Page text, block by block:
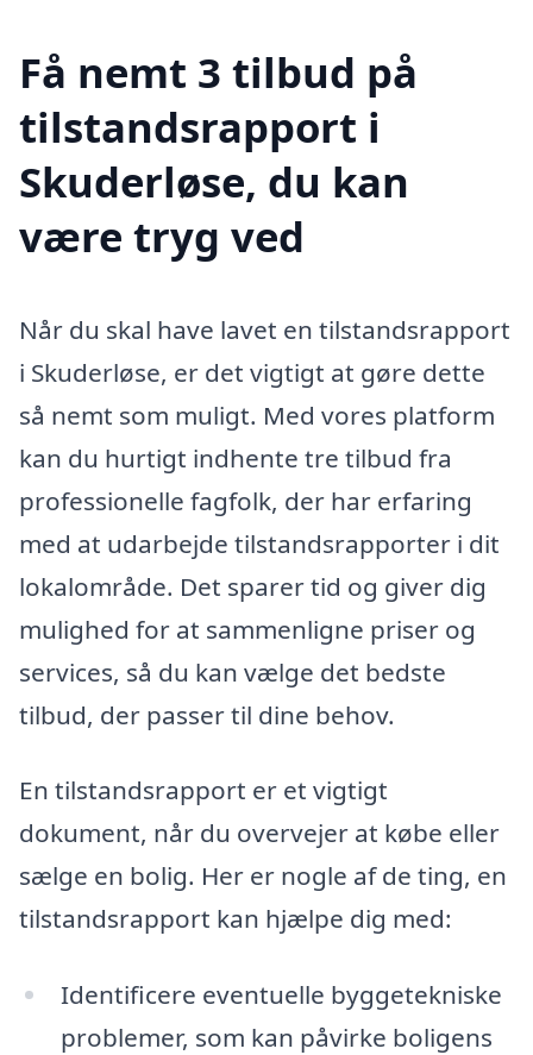
Få nemt 3 tilbud på
tilstandsrapport i
Skuderløse, du kan
være tryg ved
Når du skal have lavet en tilstandsrapport
i Skuderløse, er det vigtigt at gøre dette
så nemt som muligt. Med vores platform
kan du hurtigt indhente tre tilbud fra
professionelle fagfolk, der har erfaring
med at udarbejde tilstandsrapporter i dit
lokalområde. Det sparer tid og giver dig
mulighed for at sammenligne priser og
services, så du kan vælge det bedste
tilbud, der passer til dine behov.
En tilstandsrapport er et vigtigt
dokument, når du overvejer at købe eller
sælge en bolig. Her er nogle af de ting, en
tilstandsrapport kan hjælpe dig med:
Identificere eventuelle byggetekniske
problemer, som kan påvirke boligens